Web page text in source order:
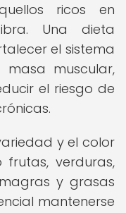
ricos en
Una dieta
el sistema
masa muscular,
el riesgo de
y el color
frutas, verduras,
y grasas
mantenerse